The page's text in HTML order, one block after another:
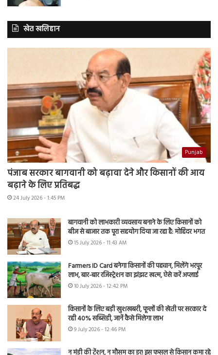
खेत खलिहान
Punjab
पंजाब सरकार बागवानी को बढ़ावा देने और किसानों की आय
बढ़ाने के लिए प्रतिबद्ध
24 July 2026 - 1:45 PM
बागवानी को लाभकारी व्यवसाय बनाने के लिए किसानों को
बीज से बाजार तक पूरा सहयोग दिया जा रहा है: मोहिंदर भगत
15 July 2026 - 11:43 AM
Farmers ID Card बनेगा किसानों की पहचान, मिलेंगे भरपूर
लाभ, बार-बार रजिस्ट्रेशन का झंझट खत्म, ऐसे करें अप्लाई
10 July 2026 - 12:42 PM
किसानों के लिए बड़ी खुशखबरी, फूलों की खेती पर सरकार दे
रही 40% सब्सिडी, जानें कैसे मिलेगा लाभ
9 July 2026 - 12:46 PM